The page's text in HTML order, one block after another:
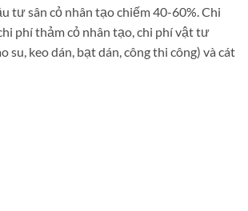
tư sân cỏ nhân tạo chiếm 40-60%. Chi
phí thảm cỏ nhân tạo, chi phí vật tư
su, keo dán, bạt dán, công thi công) và cát